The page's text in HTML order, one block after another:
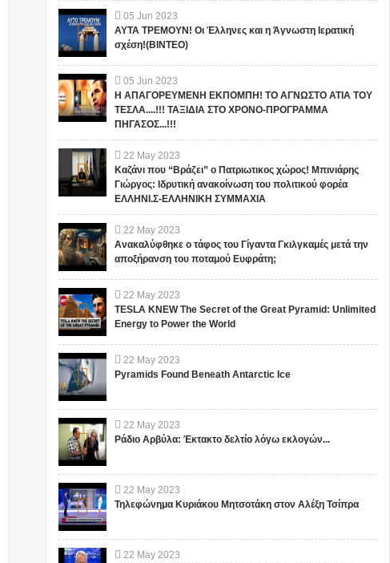
05 Jun 2023
ΑΥΤΑ ΤΡΕΜΟΥΝ! Οι Έλληνες και η Άγνωστη Ιερατική
σχέση!(ΒΙΝΤΕΟ)
05 Jun 2023
Η ΑΠΑΓΟΡΕΥΜΕΝΗ ΕΚΠΟΜΠΗ! ΤΟ ΑΓΝΩΣΤΟ ΑΤΙΑ ΤΟΥ
ΤΕΣΛΑ....!!! ΤΑΞΙΔΙΑ ΣΤΟ ΧΡΟΝΟ-ΠΡΟΓΡΑΜΜΑ
ΠΗΓΑΣΟΣ...!!!
22 May 2023
Καζάνι που “Βράζει” ο Πατριωτικος χώρος! Μπινιάρης
Γιώργος: Ιδρυτική ανακοίνωση του πολιτικού φορέα
ΕΛΛΗΝΙ.Σ-ΕΛΛΗΝΙΚΗ ΣΥΜΜΑΧΙΑ
22 May 2023
Ανακαλύφθηκε ο τάφος του Γίγαντα Γκιλγκαμές μετά την
αποξήρανση του ποταμού Ευφράτη;
22 May 2023
TESLA KNEW The Secret of the Great Pyramid: Unlimited
Energy to Power the World
22 May 2023
Pyramids Found Beneath Antarctic Ice
22 May 2023
Ράδιο Αρβύλα: Έκτακτο δελτίο λόγω εκλογών...
22 May 2023
Τηλεφώνημα Κυριάκου Μητσοτάκη στον Αλέξη Τσίπρα
22 May 2023